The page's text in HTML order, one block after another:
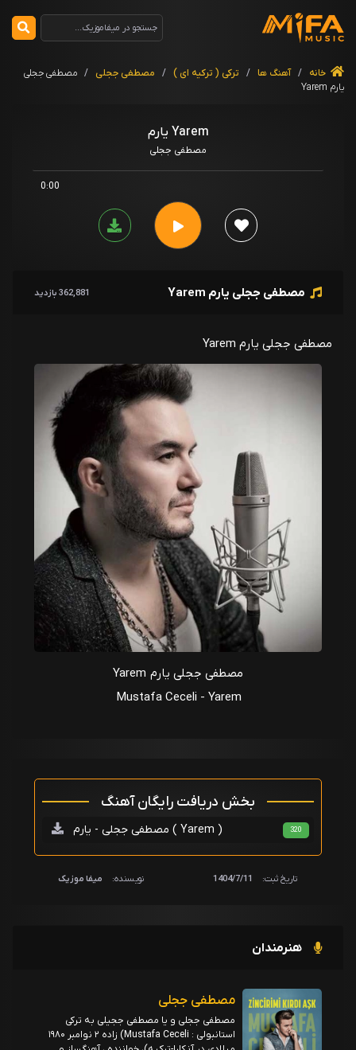
خانه / آهنگ ها / ترکی ( ترکیه ای ) / مصطفی ججلی / مصطفی ججلی
یارم Yarem
یارم Yarem
مصطفی ججلی
0:00
مصطفی ججلی یارم Yarem 362,881 بازدید
مصطفی ججلی یارم Yarem
مصطفی ججلی یارم Yarem
Mustafa Ceceli - Yarem
بخش دریافت رایگان آهنگ
مصطفی ججلی - یارم ( Yarem ) 320
تاریخ ثبت: 1404/7/11 نویسنده: میفا موزیک
هنرمندان
مصطفی ججلی
مصطفی ججلی و یا مصطفی ججیلی به ترکی
استانبولی : Mustafa Ceceli) زاده ۲ نوامبر ۱۹۸۰